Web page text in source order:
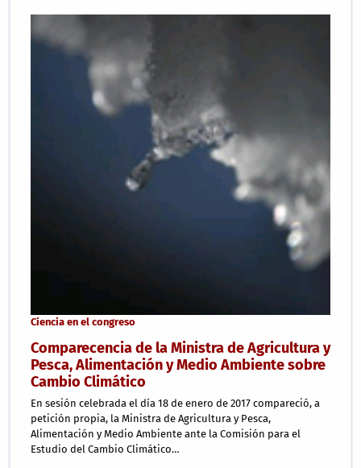
Ciencia en el congreso
Comparecencia de la Ministra de Agricultura y
Pesca, Alimentación y Medio Ambiente sobre
Cambio Climático
En sesión celebrada el día 18 de enero de 2017 compareció, a
petición propia, la Ministra de Agricultura y Pesca,
Alimentación y Medio Ambiente ante la Comisión para el
Estudio del Cambio Climático…